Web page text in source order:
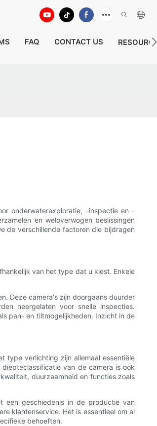
FAQ CONTACT US
onderwaterexploratie, -inspectie en -
en weloverwogen beslissingen
de verschillende factoren die bijdragen
van het type dat u kiest. Enkele
Deze camera's zijn doorgaans duurder
neergelaten voor snelle inspecties.
pan- en tiltmogelijkheden. Inzicht in de
type verlichting zijn allemaal essentiële
van de camera is ook
duurzaamheid en functies zoals
een geschiedenis in de productie van
klantenservice. Het is essentieel om al
behoeften.